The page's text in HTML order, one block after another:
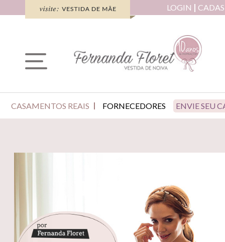
LOGIN
CASAMENTOS REAIS FORNECEDORES ENVIE SEU